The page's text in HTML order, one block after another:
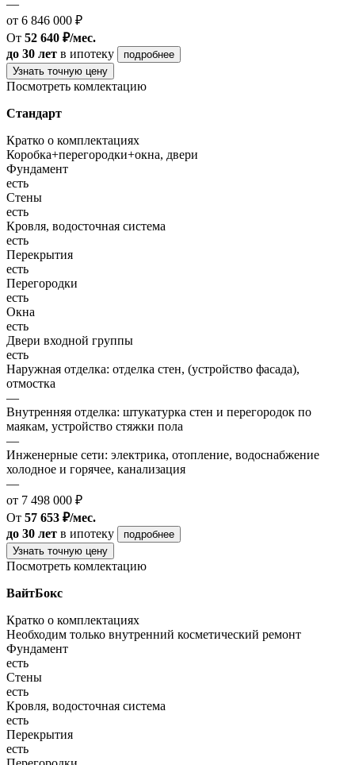
—
от 6 846 000 ₽
От 52 640 ₽/мес.
до 30 лет в ипотеку
подробнее
Узнать точную цену
Посмотреть комлектацию
Стандарт
Кратко о комплектациях
Коробка+перегородки+окна, двери
Фундамент
есть
Стены
есть
Кровля, водосточная система
есть
Перекрытия
есть
Перегородки
есть
Окна
есть
Двери входной группы
есть
Наружная отделка: отделка стен, (устройство фасада),
отмостка
—
Внутренняя отделка: штукатурка стен и перегородок по
маякам, устройство стяжки пола
—
Инженерные сети: электрика, отопление, водоснабжение
холодное и горячее, канализация
—
от 7 498 000 ₽
От 57 653 ₽/мес.
до 30 лет в ипотеку
подробнее
Узнать точную цену
Посмотреть комлектацию
ВайтБокс
Кратко о комплектациях
Необходим только внутренний косметический ремонт
Фундамент
есть
Стены
есть
Кровля, водосточная система
есть
Перекрытия
есть